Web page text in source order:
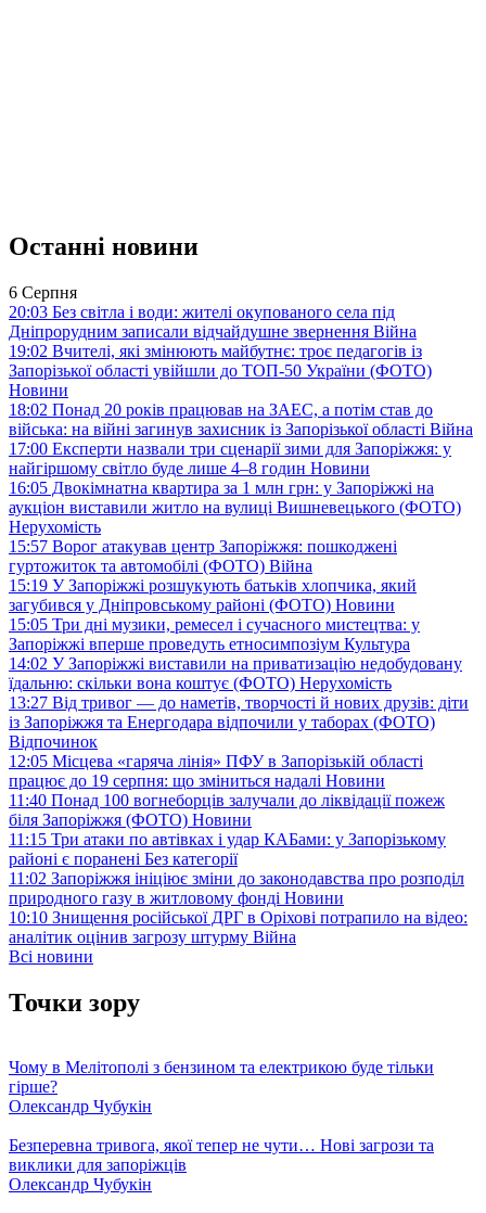
Останні новини
6 Серпня
20:03 Без світла і води: жителі окупованого села під
Дніпрорудним записали відчайдушне звернення Війна
19:02 Вчителі, які змінюють майбутнє: троє педагогів із
Запорізької області увійшли до ТОП-50 України (ФОТО)
Новини
18:02 Понад 20 років працював на ЗАЕС, а потім став до
війська: на війні загинув захисник із Запорізької області Війна
17:00 Експерти назвали три сценарії зими для Запоріжжя: у
найгіршому світло буде лише 4–8 годин Новини
16:05 Двокімнатна квартира за 1 млн грн: у Запоріжжі на
аукціон виставили житло на вулиці Вишневецького (ФОТО)
Нерухомість
15:57 Ворог атакував центр Запоріжжя: пошкоджені
гуртожиток та автомобілі (ФОТО) Війна
15:19 У Запоріжжі розшукують батьків хлопчика, який
загубився у Дніпровському районі (ФОТО) Новини
15:05 Три дні музики, ремесел і сучасного мистецтва: у
Запоріжжі вперше проведуть етносимпозіум Культура
14:02 У Запоріжжі виставили на приватизацію недобудовану
їдальню: скільки вона коштує (ФОТО) Нерухомість
13:27 Від тривог — до наметів, творчості й нових друзів: діти
із Запоріжжя та Енергодара відпочили у таборах (ФОТО)
Відпочинок
12:05 Місцева «гаряча лінія» ПФУ в Запорізькій області
працює до 19 серпня: що зміниться надалі Новини
11:40 Понад 100 вогнеборців залучали до ліквідації пожеж
біля Запоріжжя (ФОТО) Новини
11:15 Три атаки по автівках і удар КАБами: у Запорізькому
районі є поранені Без категорії
11:02 Запоріжжя ініціює зміни до законодавства про розподіл
природного газу в житловому фонді Новини
10:10 Знищення російської ДРГ в Оріхові потрапило на відео:
аналітик оцінив загрозу штурму Війна
Всі новини
Точки зору
Чому в Мелітополі з бензином та електрикою буде тільки
гірше?
Олександр Чубукін
Безперевна тривога, якої тепер не чути… Нові загрози та
виклики для запоріжців
Олександр Чубукін